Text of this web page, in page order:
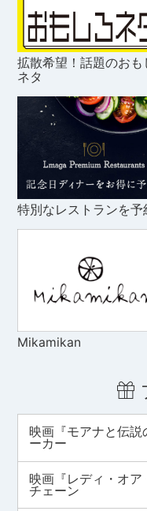
拡散希望！話題のおも
ネタ
特別なレストランを予
Mikamikan
映画『モアナと伝
ーカー
映画『レディ・オ
チェーン